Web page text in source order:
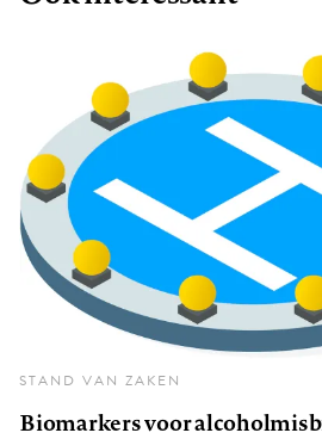
STAND VAN ZAKEN
Biomarkers voor